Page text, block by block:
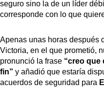
seguro sino la de un líder
corresponde con lo que
Apenas unas horas después
Victoria, en el que prometió,
pronunció la frase “creo que
fin” y añadió que estaría
acuerdos de seguridad para